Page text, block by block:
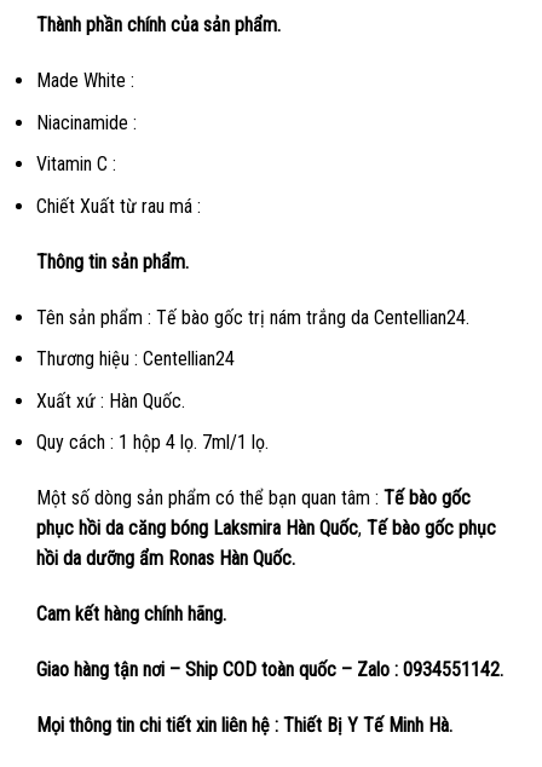
Thành phần chính của sản phẩm.
Made White :
Niacinamide :
Vitamin C :
Chiết Xuất từ rau má :
Thông tin sản phẩm.
Tên sản phẩm : Tế bào gốc trị nám trắng da Centellian24.
Thương hiệu : Centellian24
Xuất xứ : Hàn Quốc.
Quy cách : 1 hộp 4 lọ. 7ml/1 lọ.
Một số dòng sản phẩm có thể bạn quan tâm : Tế bào gốc
phục hồi da căng bóng Laksmira Hàn Quốc, Tế bào gốc phục
hồi da dưỡng ẩm Ronas Hàn Quốc.
Cam kết hàng chính hãng.
Giao hàng tận nơi – Ship COD toàn quốc – Zalo : 0934551142.
Mọi thông tin chi tiết xin liên hệ : Thiết Bị Y Tế Minh Hà.